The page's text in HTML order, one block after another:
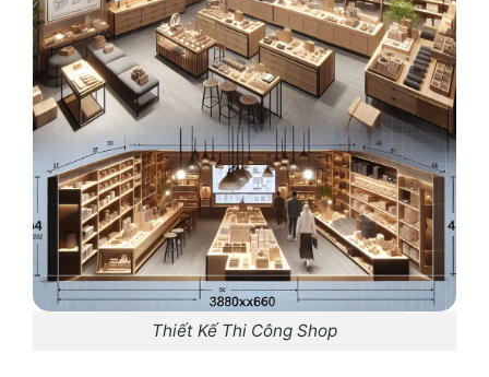
Thiết Kế Thi Công Shop